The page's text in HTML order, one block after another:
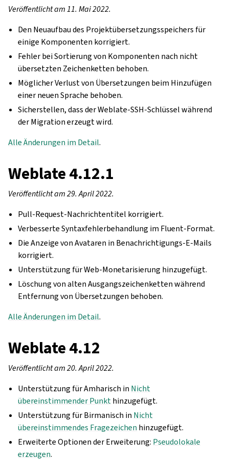
Veröffentlicht am 11. Mai 2022.
Den Neuaufbau des Projektübersetzungsspeichers für
einige Komponenten korrigiert.
Fehler bei Sortierung von Komponenten nach nicht
übersetzten Zeichenketten behoben.
Möglicher Verlust von Übersetzungen beim Hinzufügen
einer neuen Sprache behoben.
Sicherstellen, dass der Weblate-SSH-Schlüssel während
der Migration erzeugt wird.
Alle Änderungen im Detail.
Weblate 4.12.1
Veröffentlicht am 29. April 2022.
Pull-Request-Nachrichtentitel korrigiert.
Verbesserte Syntaxfehlerbehandlung im Fluent-Format.
Die Anzeige von Avataren in Benachrichtigungs-E-Mails
korrigiert.
Unterstützung für Web-Monetarisierung hinzugefügt.
Löschung von alten Ausgangszeichenketten während
Entfernung von Übersetzungen behoben.
Alle Änderungen im Detail.
Weblate 4.12
Veröffentlicht am 20. April 2022.
Unterstützung für Amharisch in Nicht
übereinstimmender Punkthinzugefügt.
Unterstützung für Birmanisch in Nicht
übereinstimmendes Fragezeichen hinzugefügt.
Erweiterte Optionen der Erweiterung: Pseudolokale
erzeugen.